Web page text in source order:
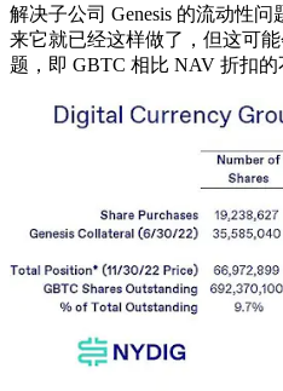
解决子公司 Genesis 的流动性
来它就已经这样做了，但这可
题，即 GBTC 相比 NAV 折扣的